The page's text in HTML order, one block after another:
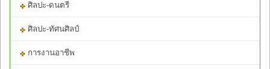
ศิลปะ-ดนตรี
ศิลปะ-ทัศนศิลป์
การงานอาชีพ